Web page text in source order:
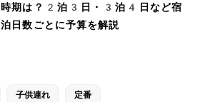
時期は？2泊3日・3泊4日など宿
泊日数ごとに予算を解説
子供連れ 定番